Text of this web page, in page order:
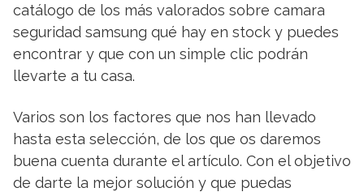
catálogo de los más valorados sobre camara
seguridad samsung qué hay en stock y puedes
encontrar y que con un simple clic podrán
llevarte a tu casa.
Varios son los factores que nos han llevado
hasta esta selección, de los que os daremos
buena cuenta durante el artículo. Con el objetivo
de darte la mejor solución y que puedas